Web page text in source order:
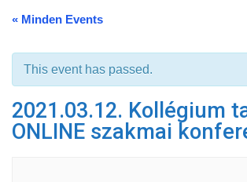
« Minden Events
This event has passed.
2021.03.12. Kollégium
ONLINE szakmai